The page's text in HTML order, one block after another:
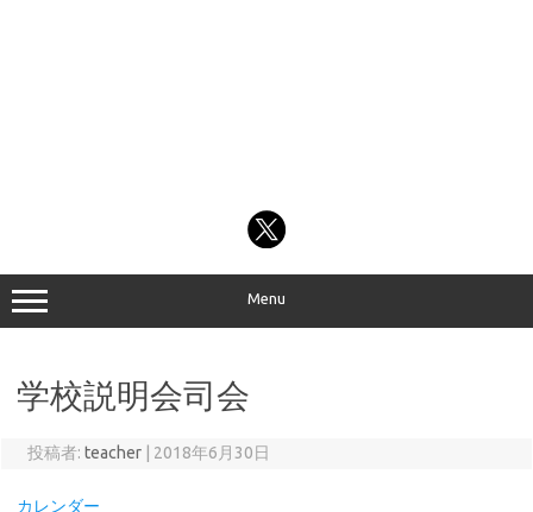
Menu
学校説明会司会
投稿者: teacher 2018年6月30日
カレンダー